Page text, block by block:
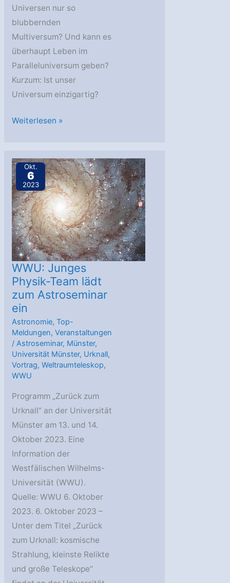
Universen nur so
blubbernden
Multiversum? Und kann es
überhaupt Leben im
Paralleluniversum geben?
Kurzum: Ist unser
Universum einzigartig?
AstroGeo
Doppelgänger
–
die
Physik
des
Multiversums
Weiterlesen »
Okt.
6
2023
WWU: Junges
Physik-Team lädt
zum Astroseminar
ein
Astronomie,Top-
Meldungen,Veranstaltungen
/Astroseminar, Münster,
Universität Münster, Urknall,
Vortrag,Weltraumteleskop,
WWU
Programm „Zurück zum
Urknall“ an der Universität
Münster am 13. und 14.
Oktober 2023. Eine
Information der
Westfälischen Wilhelms-
Universität (WWU).
Quelle: WWU 6. Oktober
2023. 6. Oktober 2023 –
Unter dem Titel „Zurück
zum Urknall: kosmische
Strahlung, kleinste Relikte
und große Teleskope“